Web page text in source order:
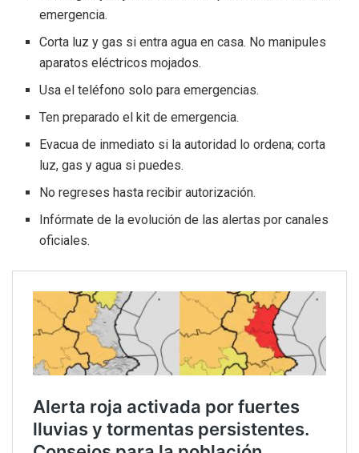
emergencia.
Corta luz y gas si entra agua en casa. No manipules
aparatos eléctricos mojados.
Usa el teléfono solo para emergencias.
Ten preparado el kit de emergencia.
Evacua de inmediato si la autoridad lo ordena; corta
luz, gas y agua si puedes.
No regreses hasta recibir autorización.
Infórmate de la evolución de las alertas por canales
oficiales.